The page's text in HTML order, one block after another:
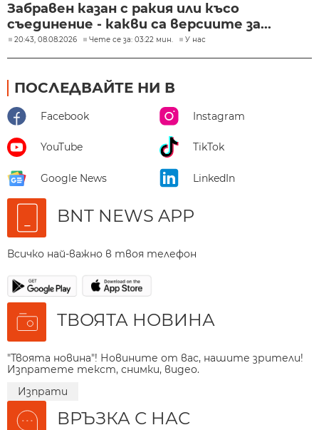
Забравен казан с ракия или късо
съединение - какви са версиите за...
20:43, 08.08.2026 Чете се за: 03:22 мин. У нас
ПОСЛЕДВАЙТЕ НИ В
Facebook Instagram
YouTube TikTok
Google News LinkedIn
BNT NEWS APP
Всичко най-важно в твоя телефон
ТВОЯТА НОВИНА
"Твоята новина"! Новините от вас, нашите зрители!
Изпратете текст, снимки, видео.
Изпрати
ВРЪЗКА С НАС